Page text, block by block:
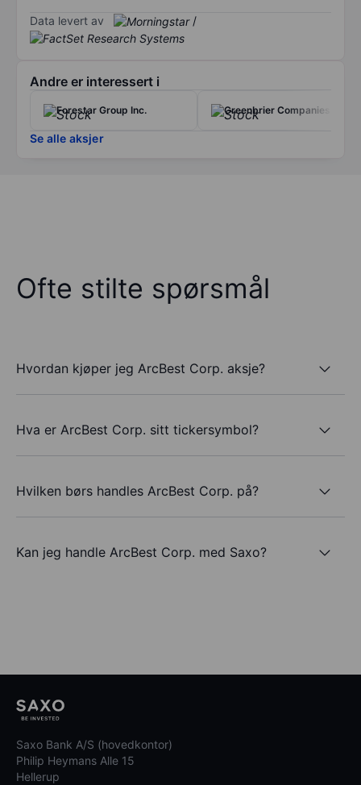
Data levert av /
Andre er interessert i
Forestar Group Inc. Greenbrier Companies Inc.
Se alle aksjer
Ofte stilte spørsmål
Hvordan kjøper jeg ArcBest Corp. aksje?
Hva er ArcBest Corp. sitt tickersymbol?
Hvilken børs handles ArcBest Corp. på?
Kan jeg handle ArcBest Corp. med Saxo?
Saxo Bank A/S (hovedkontor)
Philip Heymans Alle 15
Hellerup